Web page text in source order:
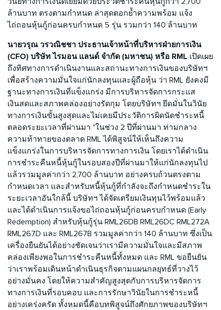
ล้านบาท ตรงตามกำหนด ล่าสุดตอกย้ำความพร้อม แจ้ง
ไถ่ถอนหุ้นกู้ก่อนครบกำหนด 5 รุ่น รวมกว่า 140 ล้านบาท
นายวรุณ วรวณิชชา ประธานเจ้าหน้าที่บริหารฝ่ายการเงิน
(CFO) บริษัท ไรมอน แลนด์ จำกัด (มหาชน) หรือ RML เปิดเผย
ถึงทิศทางการดำเนินงานและสถานะทางการเงินของบริษัทฯ
เพื่อสร้างความมั่นใจแก่นักลงทุนและผู้ถือหุ้น ว่า RML ยังคงมี
ฐานะทางการเงินที่แข็งแกร่ง มีการบริหารจัดการกระแส
เงินสดและสภาพคล่องอย่างรัดกุม โดยบริษัทฯ ยึดมั่นในวินัย
ทางการเงินขั้นสูงสุดและไม่เคยมีประวัติการผิดนัดชำระหนี้
ตลอดระยะเวลาที่ผ่านมา "ในช่วง 2 ปีที่ผ่านมา ท่ามกลาง
ความท้าทายของตลาด RML ได้พิสูจน์ให้เห็นถึงความ
แข็งแกร่งในการบริหารจัดการทางการเงิน โดยเราได้ดำเนิน
การชำระคืนหนี้หุ้นกู้ในรอบสองปีที่ผ่านมาให้แก่นักลงทุนไป
แล้วรวมมูลค่ากว่า 2,700 ล้านบาท อย่างครบถ้วนตรงตาม
กำหนดเวลา และสำหรับหนี้หุ้นกู้ที่กำลังจะถึงกำหนดชำระใน
ระยะเวลาอันใกล้นี้ บริษัทฯ ได้จัดเตรียมเงินทุนไว้พร้อมแล้ว
และได้ดำเนินการแจ้งขอไถ่ถอนหุ้นกู้ก่อนครบกำหนด (Early
Redemption) สำหรับหุ้นกู้รุ่น RML26DB RML26DC RML272A
RML267D และ RML267B รวมมูลค่ากว่า 140 ล้านบาท ซึ่งเป็น
เครื่องยืนยันได้อย่างชัดเจนว่าเรามีความมั่นใจและมีสภาพ
คล่องเพียงพอในการชำระคืนหนี้ทั้งหมด และ RML ขอยืนยัน
ว่าเราพร้อมเดินหน้าดำเนินธุรกิจตามแผนกลยุทธ์ที่วางไว้
อย่างมั่นคง โดยให้ความสำคัญสูงสุดกับการบริหารจัดการ
ทางการเงินที่รอบคอบ และการรักษาวินัยในการชำระหนี้
อย่างเคร่งครัด ทั้งหมดนี้คือบทพิสูจน์ถึงศักยภาพของบริษัทฯ